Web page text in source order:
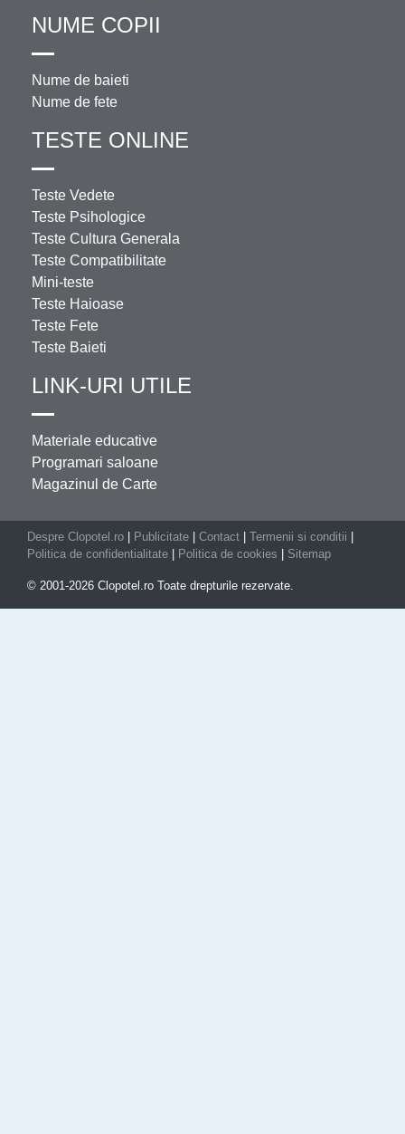
NUME COPII
Nume de baieti
Nume de fete
TESTE ONLINE
Teste Vedete
Teste Psihologice
Teste Cultura Generala
Teste Compatibilitate
Mini-teste
Teste Haioase
Teste Fete
Teste Baieti
LINK-URI UTILE
Materiale educative
Programari saloane
Magazinul de Carte
Despre Clopotel.ro Publicitate Contact Termenii si conditii
Politica de confidentialitate
Politica de cookies Sitemap
© 2001-2026 Clopotel.ro Toate drepturile rezervate.